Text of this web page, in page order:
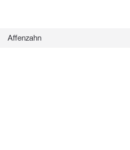
Affenzahn